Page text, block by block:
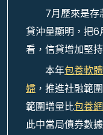
7月歷來是存
貸沖量顯明，把6
看，信貸增加堅
本年包養軟體
婦 ，推進社融範
範圍增量比包養
此中當局債券數